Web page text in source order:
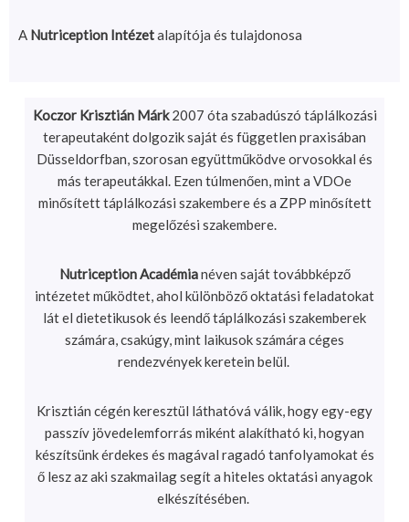
A Nutriception Intézetalapítója és tulajdonosa
Koczor Krisztián Márk2007 óta szabadúszó táplálkozási
terapeutaként dolgozik saját és független praxisában
Düsseldorfban, szorosan együttműködve orvosokkal és
más terapeutákkal. Ezen túlmenően, mint a VDOe
minősített táplálkozási szakembere és a ZPP minősített
megelőzési szakembere.
Nutriception Académianéven saját továbbképző
intézetet működtet, ahol különböző oktatási feladatokat
lát el dietetikusok és leendő táplálkozási szakemberek
számára, csakúgy, mint laikusok számára céges
rendezvények keretein belül.
Krisztián cégén keresztül láthatóvá válik, hogy egy-egy
passzív jövedelemforrás miként alakítható ki, hogyan
készítsünk érdekes és magával ragadó tanfolyamokat és
ő lesz az aki szakmailag segít a hiteles oktatási anyagok
elkészítésében.